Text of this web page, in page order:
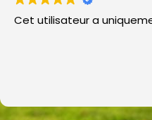
Cet utilisateur a